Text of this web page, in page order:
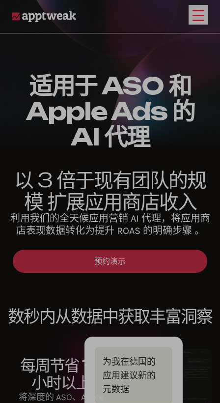
打开
适用于 ASO 和
Apple Ads 的
AI 代理
以 3 倍于现有团队的规
模 扩展应用商店收入
利用我们的全天候应用营销 AI 代理，将应用商
店表现数据转化为提升 ROAS 的明确步骤 。
预约演示
数秒内从数据中获取丰富洞察
每周节省 10
小时以上
将深度的 ASO、Apple
为我在德国的
应用建议新的
元数据